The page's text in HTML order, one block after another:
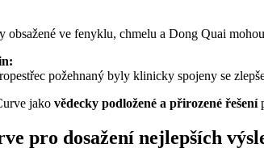
obsažené ve fenyklu, chmelu a Dong Quai
požehnaný byly klinicky spojeny se
jako vědecky podložené a přirozené řešení
pro dosažení nejlepších